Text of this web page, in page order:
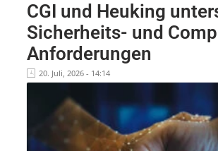
CGI und Heuking
Sicherheits- und
Anforderungen
20. Juli, 2026 - 14:14